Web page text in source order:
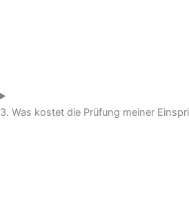
3. Was kostet die Prüfung meiner